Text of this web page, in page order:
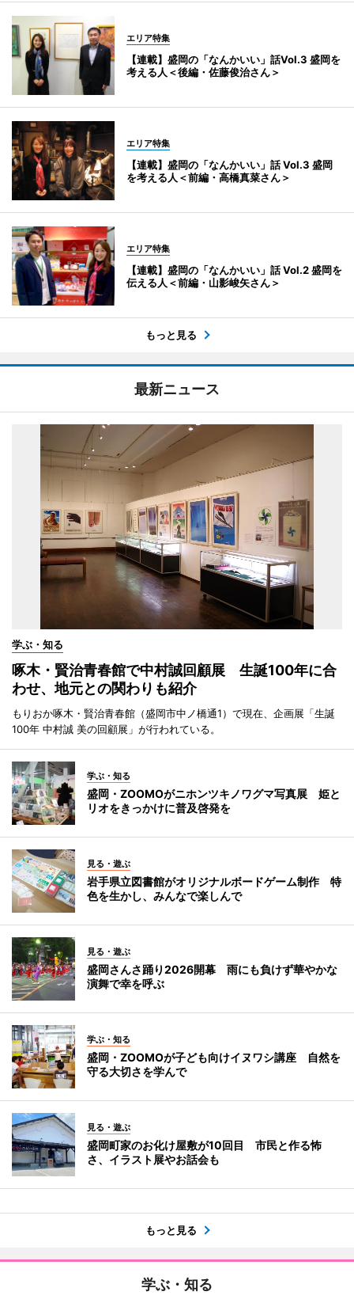
エリア特集
【連載】盛岡の「なんかいい」話Vol.3 盛岡を
考える人＜後編・佐藤俊治さん＞
エリア特集
【連載】盛岡の「なんかいい」話 Vol.3 盛岡
を考える人＜前編・高橋真菜さん＞
エリア特集
【連載】盛岡の「なんかいい」話 Vol.2 盛岡を
伝える人＜前編・山影峻矢さん＞
もっと見る
最新ニュース
学ぶ・知る
啄木・賢治青春館で中村誠回顧展 生誕100年に合
わせ、地元との関わりも紹介
もりおか啄木・賢治青春館（盛岡市中ノ橋通1）で現在、企画展「生誕
100年 中村誠 美の回顧展」が行われている。
学ぶ・知る
盛岡・ZOOMOがニホンツキノワグマ写真展 姫と
リオをきっかけに普及啓発を
見る・遊ぶ
岩手県立図書館がオリジナルボードゲーム制作 特
色を生かし、みんなで楽しんで
見る・遊ぶ
盛岡さんさ踊り2026開幕 雨にも負けず華やかな
演舞で幸を呼ぶ
学ぶ・知る
盛岡・ZOOMOが子ども向けイヌワシ講座 自然を
守る大切さを学んで
見る・遊ぶ
盛岡町家のお化け屋敷が10回目 市民と作る怖
さ、イラスト展やお話会も
もっと見る
学ぶ・知る